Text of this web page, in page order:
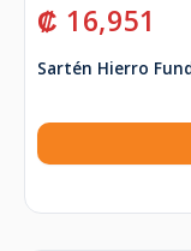
₡ 16,951
Sartén Hierro